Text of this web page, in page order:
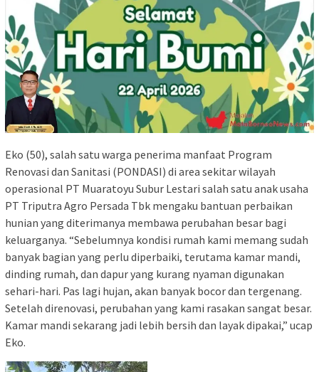
Eko (50), salah satu warga penerima manfaat Program
Renovasi dan Sanitasi (PONDASI) di area sekitar wilayah
operasional PT Muaratoyu Subur Lestari salah satu anak usaha
PT Triputra Agro Persada Tbk mengaku bantuan perbaikan
hunian yang diterimanya membawa perubahan besar bagi
keluarganya. “Sebelumnya kondisi rumah kami memang sudah
banyak bagian yang perlu diperbaiki, terutama kamar mandi,
dinding rumah, dan dapur yang kurang nyaman digunakan
sehari-hari. Pas lagi hujan, akan banyak bocor dan tergenang.
Setelah direnovasi, perubahan yang kami rasakan sangat besar.
Kamar mandi sekarang jadi lebih bersih dan layak dipakai,” ucap
Eko.